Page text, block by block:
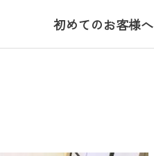
初めてのお客様へ